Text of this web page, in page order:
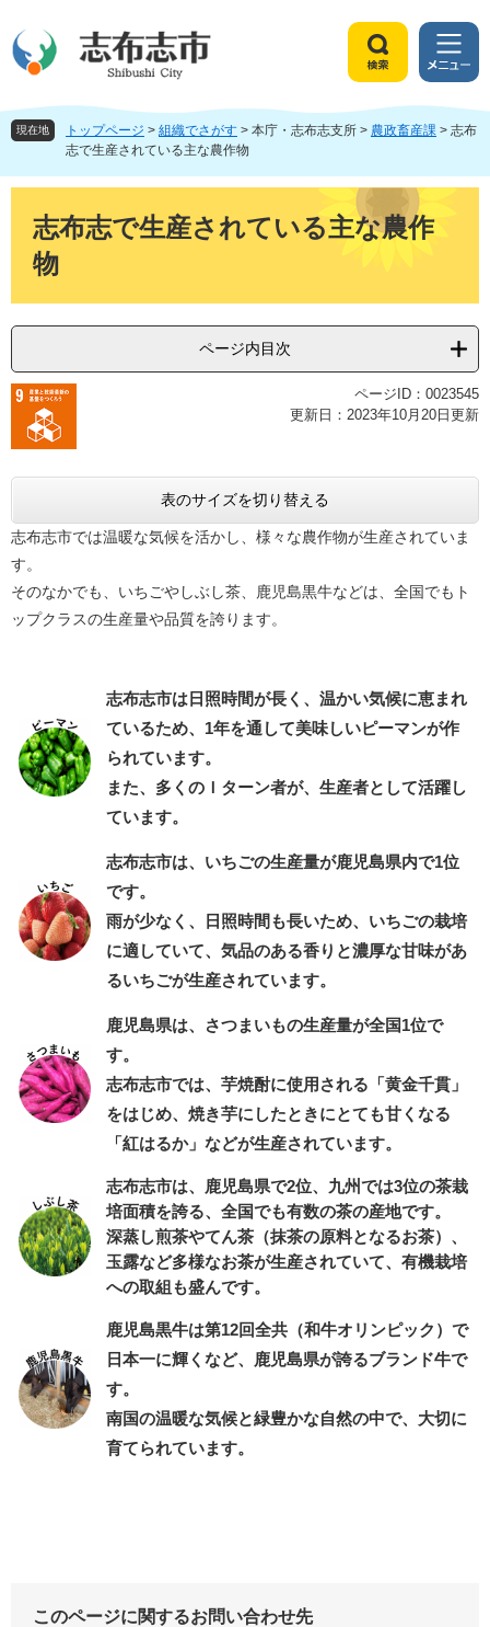
ジ
頭
ュ
飛
索
メ
ニ
ュ
ー
現在地 トップページ > 組織でさがす > 本庁・志布志支所 > 農政畜産課 > 志布
志で生産されている主な農作物
志布志で生産されている主な農作
物
ページ内目次
ページID：0023545
更新日：2023年10月20日更新
表のサイズを切り替える
志布志市では温暖な気候を活かし、様々な農作物が生産されていま
す。
そのなかでも、いちごやしぶし茶、鹿児島黒牛などは、全国でもト
ップクラスの生産量や品質を誇ります。
志布志市は日照時間が長く、温かい気候に恵まれ
ているため、1年を通して美味しいピーマンが作
られています。
また、多くのＩターン者が、生産者として活躍し
ています。
志布志市は、いちごの生産量が鹿児島県内で1位
です。
雨が少なく、日照時間も長いため、いちごの栽培
に適していて、気品のある香りと濃厚な甘味があ
るいちごが生産されています。​
鹿児島県は、さつまいもの生産量が全国1位で
す。
志布志市では、芋焼酎に使用される「黄金千貫」
をはじめ、焼き芋にしたときにとても甘くなる
「紅はるか」などが生産されています。
志布志市は、鹿児島県で2位、九州では3位の茶栽
培面積を誇る、全国でも有数の茶の産地です。
深蒸し煎茶やてん茶（抹茶の原料となるお茶）、
玉露など多様なお茶が生産されていて、有機栽培
への取組も盛んです。
鹿児島黒牛は第12回全共（和牛オリンピック）で
日本一に輝くなど、鹿児島県が誇るブランド牛で
す。
南国の温暖な気候と緑豊かな自然の中で、大切に
育てられています。
このページに関するお問い合わせ先